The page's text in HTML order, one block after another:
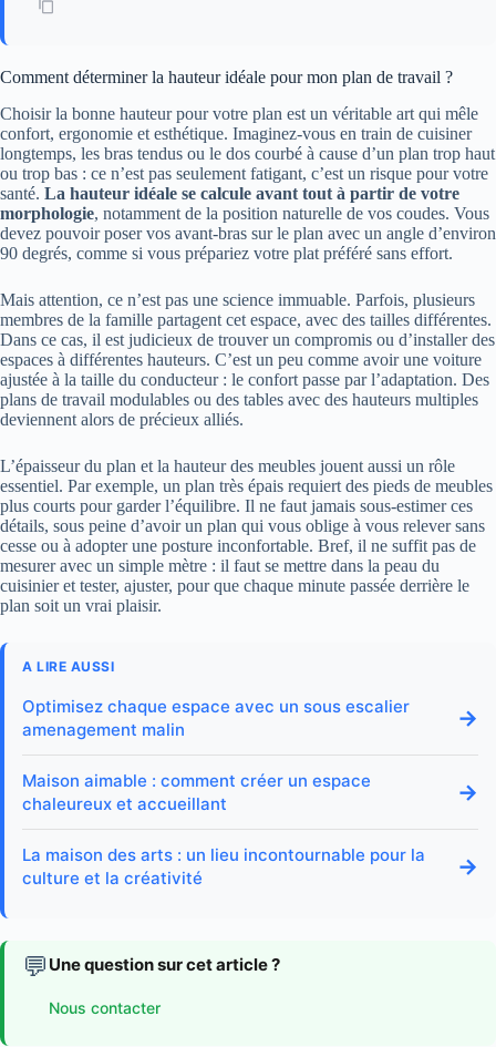
Comment déterminer la hauteur idéale pour mon plan de travail ?
Choisir la bonne hauteur pour votre plan est un véritable art qui mêle
confort, ergonomie et esthétique. Imaginez-vous en train de cuisiner
longtemps, les bras tendus ou le dos courbé à cause d’un plan trop haut
ou trop bas : ce n’est pas seulement fatigant, c’est un risque pour votre
santé. La hauteur idéale se calcule avant tout à partir de votre
morphologie, notamment de la position naturelle de vos coudes. Vous
devez pouvoir poser vos avant-bras sur le plan avec un angle d’environ
90 degrés, comme si vous prépariez votre plat préféré sans effort.
Mais attention, ce n’est pas une science immuable. Parfois, plusieurs
membres de la famille partagent cet espace, avec des tailles différentes.
Dans ce cas, il est judicieux de trouver un compromis ou d’installer des
espaces à différentes hauteurs. C’est un peu comme avoir une voiture
ajustée à la taille du conducteur : le confort passe par l’adaptation. Des
plans de travail modulables ou des tables avec des hauteurs multiples
deviennent alors de précieux alliés.
L’épaisseur du plan et la hauteur des meubles jouent aussi un rôle
essentiel. Par exemple, un plan très épais requiert des pieds de meubles
plus courts pour garder l’équilibre. Il ne faut jamais sous-estimer ces
détails, sous peine d’avoir un plan qui vous oblige à vous relever sans
cesse ou à adopter une posture inconfortable. Bref, il ne suffit pas de
mesurer avec un simple mètre : il faut se mettre dans la peau du
cuisinier et tester, ajuster, pour que chaque minute passée derrière le
plan soit un vrai plaisir.
A LIRE AUSSI
Optimisez chaque espace avec un sous escalier
amenagement malin
→
Maison aimable : comment créer un espace
chaleureux et accueillant
→
La maison des arts : un lieu incontournable pour la
culture et la créativité
→
💬 Une question sur cet article ?
Nous contacter